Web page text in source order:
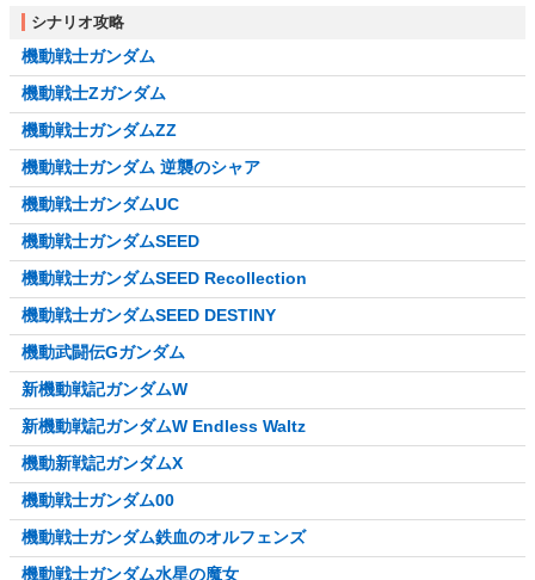
シナリオ攻略
機動戦士ガンダム
機動戦士Zガンダム
機動戦士ガンダムZZ
機動戦士ガンダム 逆襲のシャア
機動戦士ガンダムUC
機動戦士ガンダムSEED
機動戦士ガンダムSEED Recollection
機動戦士ガンダムSEED DESTINY
機動武闘伝Gガンダム
新機動戦記ガンダムW
新機動戦記ガンダムW Endless Waltz
機動新戦記ガンダムX
機動戦士ガンダム00
機動戦士ガンダム鉄血のオルフェンズ
機動戦士ガンダム水星の魔女